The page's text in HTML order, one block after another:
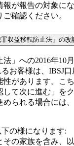
が報告の対象に
ご確認ください。
収益移転防止法」の改
法」への2016年10
お客様は、IBSJ
性があります。こ
て次に進む」を
められる場合には
の様になります:
その家族を含み、